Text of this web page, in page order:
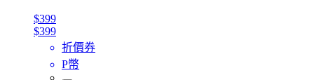
$399
$399
折價券
P幣